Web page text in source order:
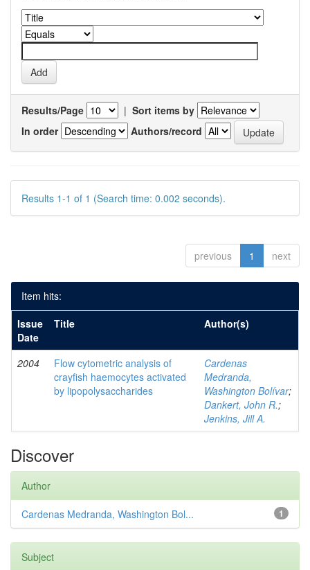
Results/Page | Sort items by
In order
Authors/record
Results 1-1 of 1 (Search time: 0.002 seconds).
previous 1 next
Item hits:
Issue
Date
Title Author(s)
2004
Flow cytometric analysis of
crayfish haemocytes activated
by lipopolysaccharides
Cardenas
Medranda,
Washington Bolívar;
Dankert, John R.;
Jenkins, Jill A.
Discover
Author
1
Cardenas Medranda, Washington Bol...
Subject